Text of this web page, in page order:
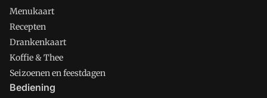
Menukaart
Recepten
Drankenkaart
Koffie & Thee
Seizoenen en feestdagen
Bediening